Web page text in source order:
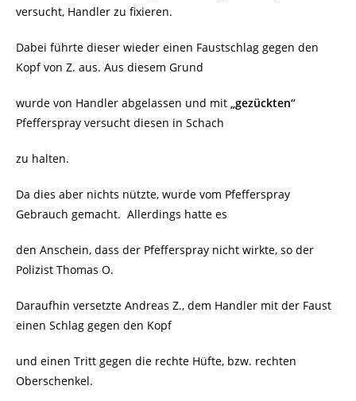
versucht, Handler zu fixieren.
Dabei führte dieser wieder einen Faustschlag gegen den
Kopf von Z. aus. Aus diesem Grund
wurde von Handler abgelassen und mit „gezückten“
Pfefferspray versucht diesen in Schach
zu halten.
Da dies aber nichts nützte, wurde vom Pfefferspray
Gebrauch gemacht. Allerdings hatte es
den Anschein, dass der Pfefferspray nicht wirkte, so der
Polizist Thomas O.
Daraufhin versetzte Andreas Z., dem Handler mit der Faust
einen Schlag gegen den Kopf
und einen Tritt gegen die rechte Hüfte, bzw. rechten
Oberschenkel.